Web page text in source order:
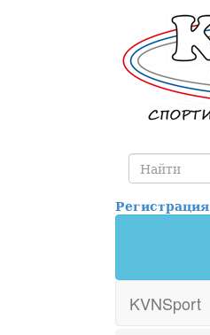
Регистрация
KVNSport